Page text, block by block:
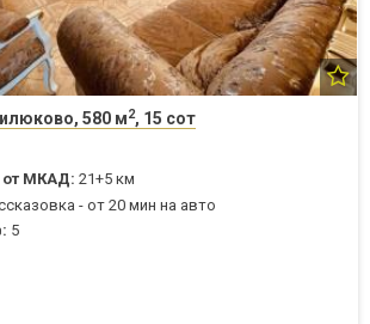
580 м2, 15 сот
от МКАД: 21+5 км
- от 20 мин на авто
5